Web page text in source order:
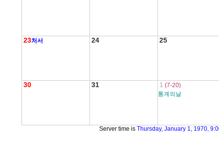
23처서 24 25
30 31 1 (7-20)
통계의날
Server time isThursday, January 1, 1970,